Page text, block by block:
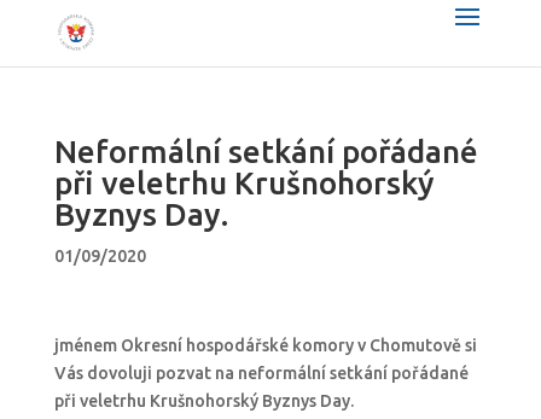
Neformální setkání pořádané
při veletrhu Krušnohorský
Byznys Day.
01/09/2020
jménem Okresní hospodářské komory v Chomutově si
Vás dovoluji pozvat na neformální setkání pořádané
při veletrhu Krušnohorský Byznys Day.